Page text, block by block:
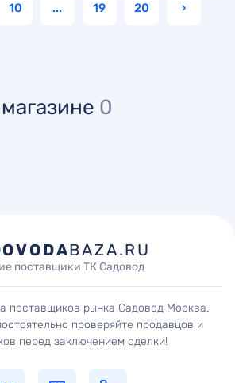
10 ... 19 20 ›
0
BAZA.RU
поставщики ТК Садовод
поставщиков рынка Садовод Москва.
проверяйте продавцов и
перед заключением сделки!